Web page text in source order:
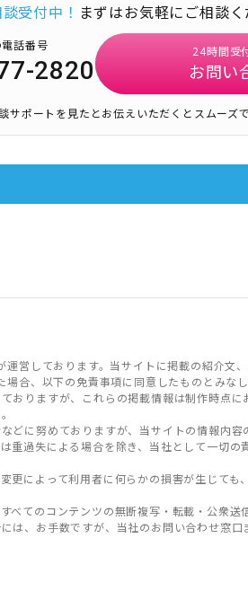
受付中！ まずはお気軽にご相談
話番号
2820
24時間受
お問い
サポートを見たとお伝えいただくとスムーズで
営しております。当サイトに掲載の紹介文
合、以下の免責事項に同意したものとみなし
おりますが、これらの掲載情報は制作時点
どに努めておりますが、当サイトの情報内
重過失による場合を除き、当社として一切
更によって利用者に何らかの損害が生じて
てのコンテンツの無断複写・転載・公衆送
、お手数ですが、当社のお問い合わせ窓口